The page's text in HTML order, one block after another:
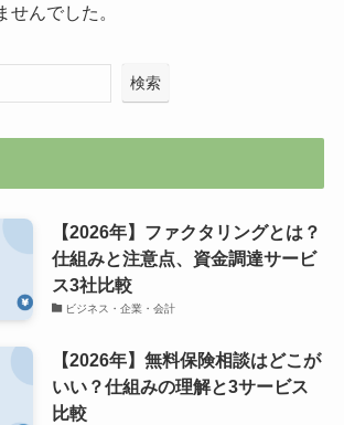
んでした。
検索
【2026年】ファクタリングとは？
仕組みと注意点、資金調達サービ
ス3社比較
ビジネス・企業・会計
【2026年】無料保険相談はどこが
いい？仕組みの理解と3サービス
比較